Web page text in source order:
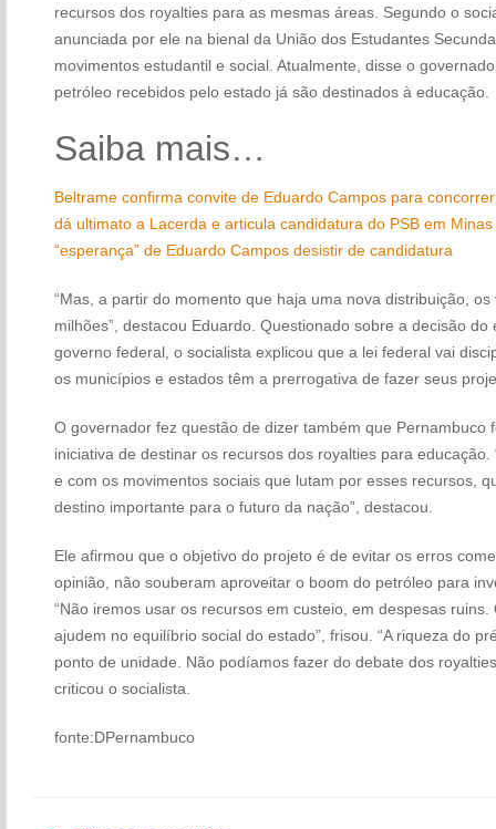
recursos dos royalties para as mesmas áreas. Segundo o
anunciada por ele na bienal da União dos Estudantes
movimentos estudantil e social. Atualmente, disse o
petróleo recebidos pelo estado já são destinados à educação.
Saiba mais…
Beltrame confirma convite de Eduardo Campos para
dá ultimato a Lacerda e articula candidatura do PSB em Minas
“esperança” de Eduardo Campos desistir de candidatura
“Mas, a partir do momento que haja uma nova distribuição,
milhões”, destacou Eduardo. Questionado sobre a decisão
governo federal, o socialista explicou que a lei federal vai
os municípios e estados têm a prerrogativa de fazer seus
O governador fez questão de dizer também que Pernambuco
iniciativa de destinar os recursos dos royalties para
e com os movimentos sociais que lutam por esses recursos,
destino importante para o futuro da nação”, destacou.
Ele afirmou que o objetivo do projeto é de evitar os erros
opinião, não souberam aproveitar o boom do petróleo para
“Não iremos usar os recursos em custeio, em despesas
ajudem no equilíbrio social do estado”, frisou. “A riqueza do
ponto de unidade. Não podíamos fazer do debate dos
criticou o socialista.
fonte:DPernambuco